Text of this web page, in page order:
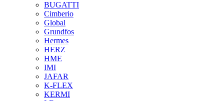
BUGATTI
Cimberio
Global
Grundfos
Hermes
HERZ
HME
IMI
JAFAR
K-FLEX
KERMI